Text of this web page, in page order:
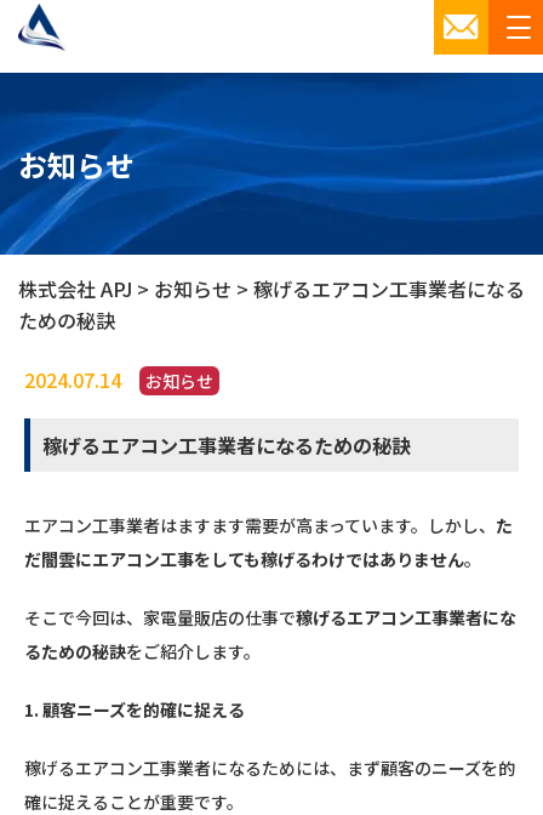
お知らせ
株式会社 APJ > お知らせ > 稼げるエアコン工事業者になる
ための秘訣
2024.07.14 お知らせ
稼げるエアコン工事業者になるための秘訣
エアコン工事業者はますます需要が高まっています。しかし、 た
だ闇雲にエアコン工事をしても稼げるわけではありません。
そこで今回は、家電量販店の仕事で稼げるエアコン工事業者にな
るための秘訣をご紹介します。
1. 顧客ニーズを的確に捉える
稼げるエアコン工事業者になるためには、まず顧客のニーズを的
確に捉えることが重要です。